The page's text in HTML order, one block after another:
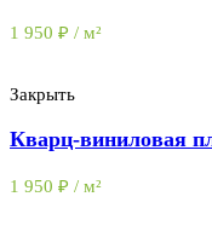
1 950 ₽ / м²
Закрыть
Кварц-виниловая
1 950 ₽ / м²